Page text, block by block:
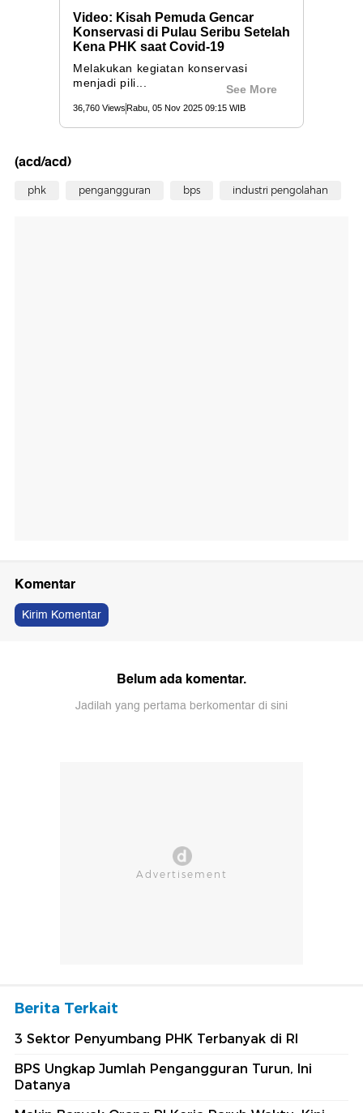
(acd/acd)
phk pengangguran bps industri pengolahan
Komentar
Kirim Komentar
Belum ada komentar.
Jadilah yang pertama berkomentar di sini
Berita Terkait
3 Sektor Penyumbang PHK Terbanyak di RI
BPS Ungkap Jumlah Pengangguran Turun, Ini
Datanya